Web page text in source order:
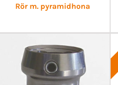
Rör m. pyramidhona